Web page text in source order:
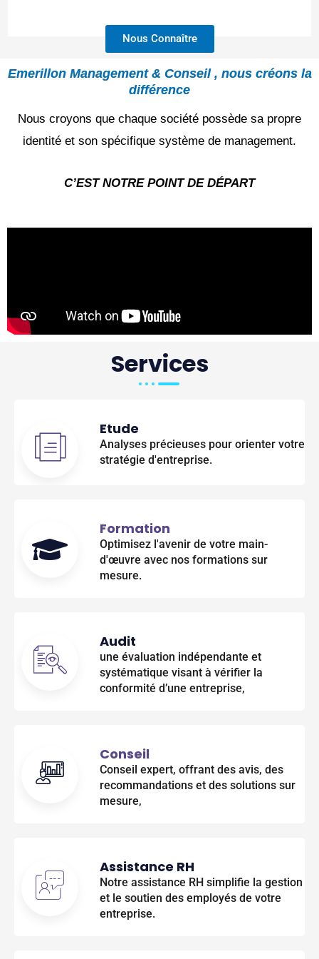
Nous Connaître
Emerillon Management & Conseil , nous créons la
différence
Nous croyons que chaque société possède sa propre
identité et son spécifique système de management.
C’EST NOTRE POINT DE DÉPART
Services
Etude
Analyses précieuses pour orienter votre
stratégie d'entreprise.
Formation
Optimisez l'avenir de votre main-
d'œuvre avec nos formations sur
mesure.
Audit
une évaluation indépendante et
systématique visant à vérifier la
conformité d’une entreprise,
Conseil
Conseil expert, offrant des avis, des
recommandations et des solutions sur
mesure,
Assistance RH
Notre assistance RH simplifie la gestion
et le soutien des employés de votre
entreprise.